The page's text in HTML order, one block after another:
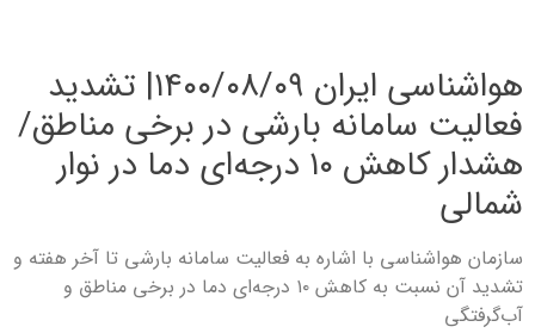
هواشناسی ایران ۱۴۰۰/۰۸/۰۹| تشدید
فعالیت سامانه بارشی در برخی مناطق/
هشدار کاهش ۱۰ درجه‌ای دما در نوار
شمالی
سازمان هواشناسی با اشاره به فعالیت سامانه بارشی تا آخر هفته و
تشدید آن نسبت به کاهش ۱۰ درجه‌ای دما در برخی مناطق و
آب‌گرفتگی